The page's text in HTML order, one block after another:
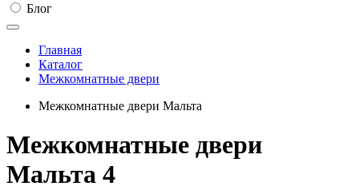
Блог
Главная
Каталог
Межкомнатные двери
Межкомнатные двери Мальта
Межкомнатные двери
Мальта 4